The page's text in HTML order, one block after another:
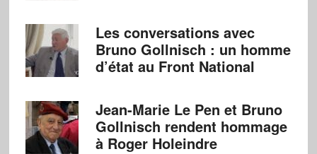
Les conversations avec
Bruno Gollnisch : un homme
d’état au Front National
Jean-Marie Le Pen et Bruno
Gollnisch rendent hommage
à Roger Holeindre